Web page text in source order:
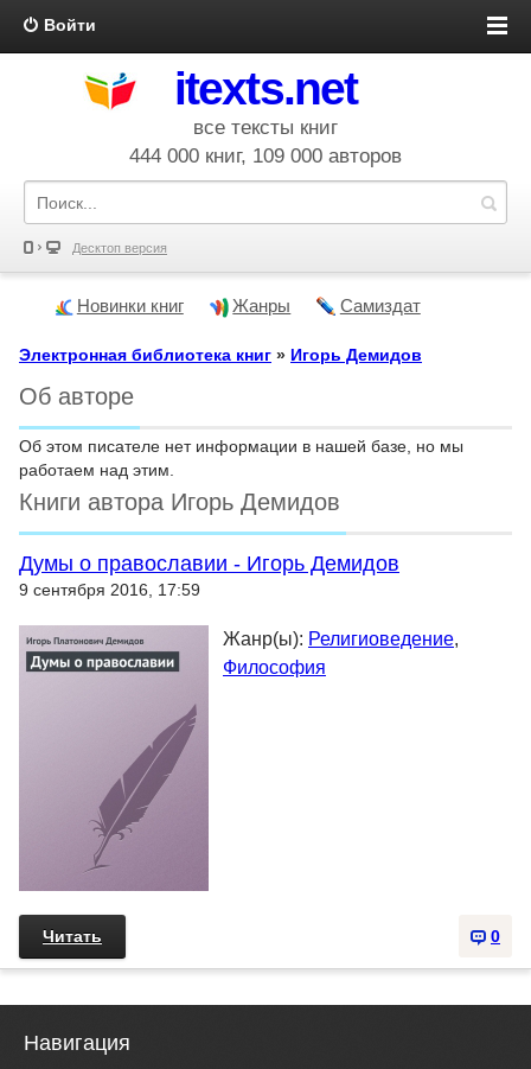
Войти
itexts.net
все тексты книг
444 000 книг, 109 000 авторов
Десктоп версия
Новинки книг Жанры Самиздат
Электронная библиотека книг » Игорь Демидов
Об авторе
Об этом писателе нет информации в нашей базе, но мы
работаем над этим.
Книги автора Игорь Демидов
Думы о православии - Игорь Демидов
9 сентября 2016, 17:59
Жанр(ы): Религиоведение,
Философия
0
Читать
Навигация